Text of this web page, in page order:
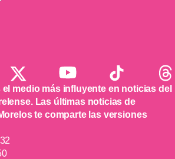
el medio más influyente en noticias del
Las últimas noticias de
te comparte las versiones